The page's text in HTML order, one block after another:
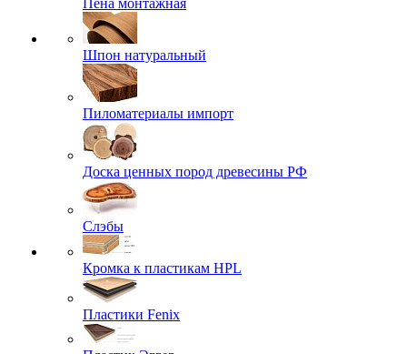
Пена монтажная
Шпон натуральный
Пиломатериалы импорт
Доска ценных пород древесины РФ
Слэбы
Кромка к пластикам HPL
Пластики Fenix